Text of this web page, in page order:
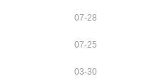
07-28
07-25
03-30